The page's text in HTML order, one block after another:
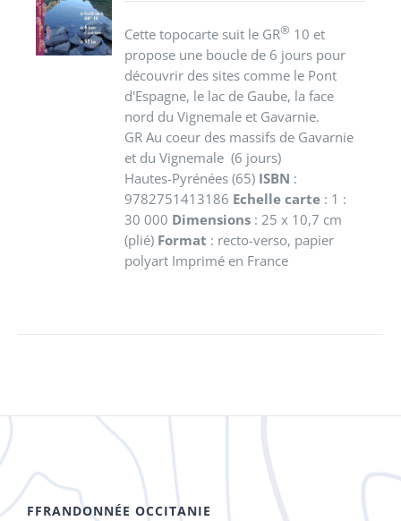
DÉTAILS
Cette topocarte suit le GR® 10 et
propose une boucle de 6 jours pour
découvrir des sites comme le Pont
d'Espagne, le lac de Gaube, la face
nord du Vignemale et Gavarnie.
GR Au coeur des massifs de Gavarnie
et du Vignemale (6 jours)
Hautes-Pyrénées (65) ISBN :
9782751413186 Echelle carte : 1 :
30 000 Dimensions : 25 x 10,7 cm
(plié) Format : recto-verso, papier
polyart Imprimé en France
FFRANDONNÉE OCCITANIE